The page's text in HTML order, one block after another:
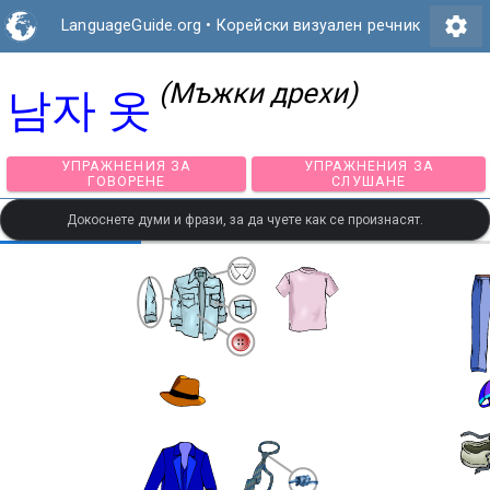
LanguageGuide.org • Корейски визуален речник settings
남자 옷 (Мъжки дрехи)
УПРАЖНЕНИЯ ЗА
УПРАЖНЕНИЯ
Докоснете думи и фрази, за да чуете как се произнасят.